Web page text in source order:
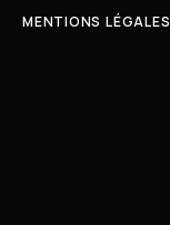
MENTIONS LÉGALES